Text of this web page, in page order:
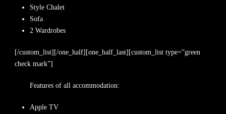
Style Chalet
Sofa
2 Wardrobes
[/custom_list][/one_half][one_half_last][custom_list type=”green
check mark”]
Features of all accommodation:
Apple TV